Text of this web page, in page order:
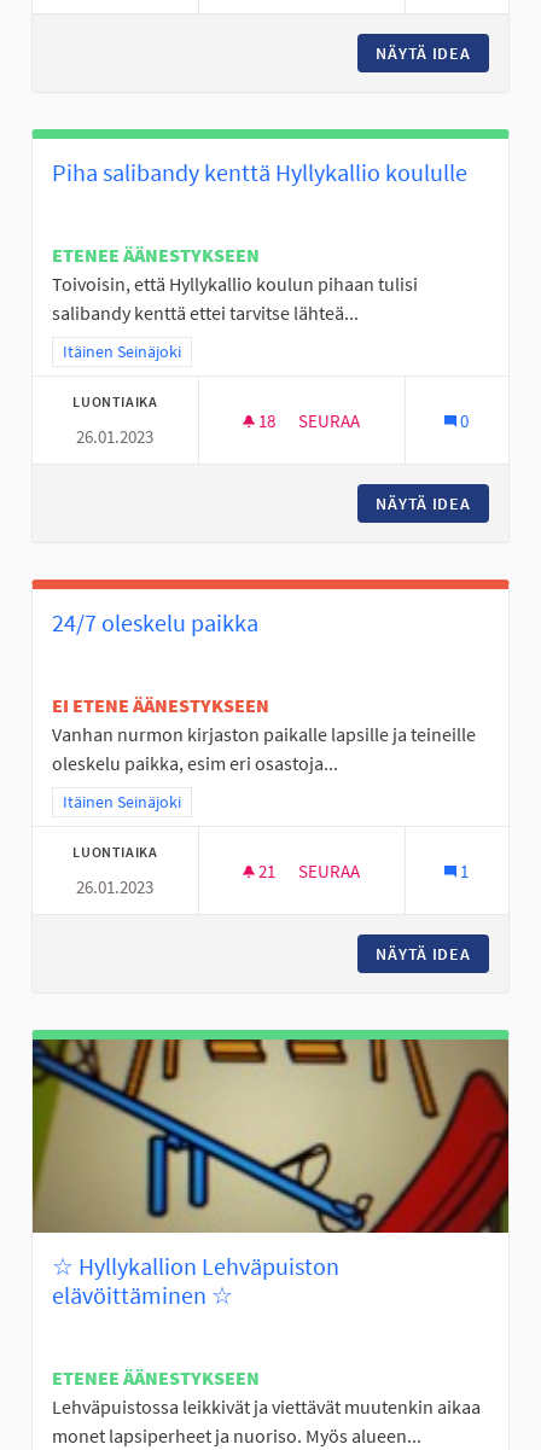
NÄYTÄ IDEA
Piha salibandy kenttä Hyllykallio koululle
ETENEE ÄÄNESTYKSEEN
Toivoisin, että Hyllykallio koulun pihaan tulisi
salibandy kenttä ettei tarvitse lähteä...
Rajaa tulokset teeman mukaan: Itäinen Seinäjoki
Itäinen Seinäjoki
LUONTIAIKA
26.01.2023
18 18 SEURAAJAA
SEURAA 0
NÄYTÄ IDEA
24/7 oleskelu paikka
EI ETENE ÄÄNESTYKSEEN
Vanhan nurmon kirjaston paikalle lapsille ja teineille
oleskelu paikka, esim eri osastoja...
Rajaa tulokset teeman mukaan: Itäinen Seinäjoki
Itäinen Seinäjoki
LUONTIAIKA
26.01.2023
21 21 SEURAAJAA
SEURAA 1
NÄYTÄ IDEA
☆ Hyllykallion Lehväpuiston
elävöittäminen ☆
ETENEE ÄÄNESTYKSEEN
Lehväpuistossa leikkivät ja viettävät muutenkin aikaa
monet lapsiperheet ja nuoriso. Myös alueen...